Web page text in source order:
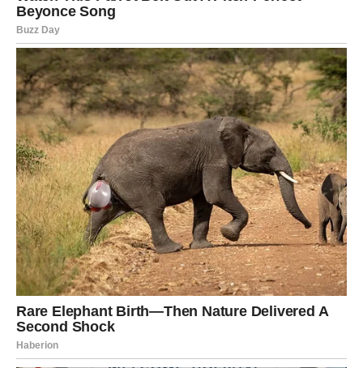
Ljubavna poruka
Lavovima dolazi prilika da riješe jednu važnu ljubavnu
dilemu.
Poruka srca
Budite iskreni prema sebi.
DJEVICA
Ljubavna poruka
Djevice će konačno prestati analizirati i početi slušati
svoje emocije.